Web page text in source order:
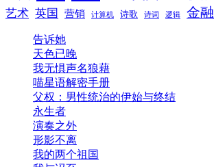
艺术 英国 营销 计算机 诗歌 诗词 逻辑 金融
告诉她
天色已晚
我无惧声名狼藉
喵星语解密手册
父权：男性统治的伊始与终结
永生者
演奏之外
形影不离
我的两个祖国